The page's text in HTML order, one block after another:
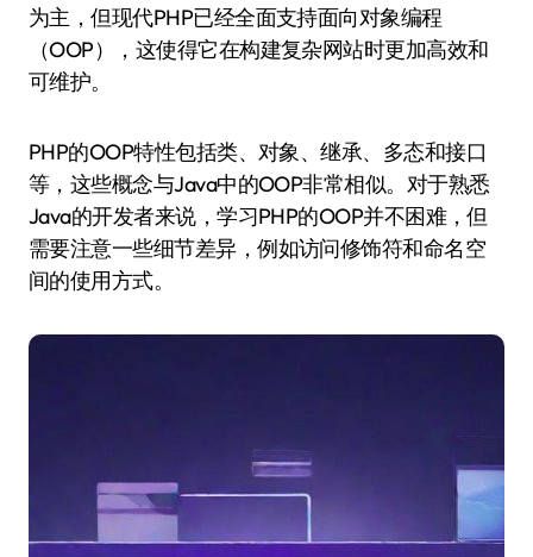
为主，但现代PHP已经全面支持面向对象编程
（OOP），这使得它在构建复杂网站时更加高效和
可维护。
PHP的OOP特性包括类、对象、继承、多态和接口
等，这些概念与Java中的OOP非常相似。对于熟悉
Java的开发者来说，学习PHP的OOP并不困难，但
需要注意一些细节差异，例如访问修饰符和命名空
间的使用方式。